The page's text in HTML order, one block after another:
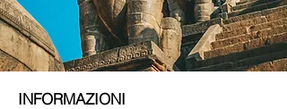
INFORMAZIONI